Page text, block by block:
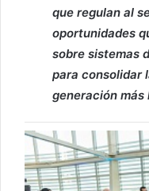
que regulan al
oportunidades
sobre sistemas
para consolidar
generación más